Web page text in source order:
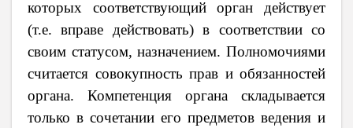
которых соответствующий орган действует
(т.е. вправе действовать) в соответствии со
своим статусом, назначением. Полномочиями
считается совокупность прав и обязанностей
органа. Компетенция органа складывается
только в сочетании его предметов ведения и